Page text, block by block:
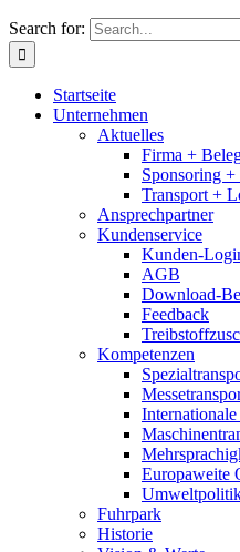
Search for:
Startseite
Unternehmen
Aktuelles
Firma +
Sponsoring +
Transport +
Ansprechpartner
Kundenservice
Kunden-
AGB
Download-
Feedback
Kompetenzen
Europaweite
Fuhrpark
Historie